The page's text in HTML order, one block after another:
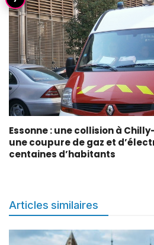
Essonne : une collision à
une coupure de gaz et
centaines d’habitants
Articles similaires